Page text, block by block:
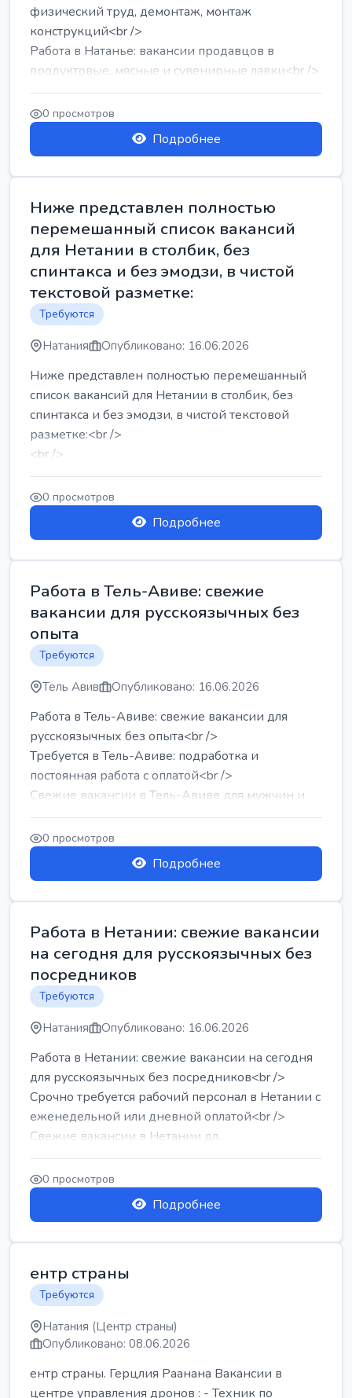
физический труд, демонтаж, монтаж
конструкций<br />
Работа в Натанье: вакансии продавцов в
продуктовые, мясные и сувенирные лавки<br />
Разнорабочий на сборку м...
0 просмотров
Подробнее
Ниже представлен полностью
перемешанный список вакансий
для Нетании в столбик, без
спинтакса и без эмодзи, в чистой
текстовой разметке:
Требуются
Натания Опубликовано: 16.06.2026
Ниже представлен полностью перемешанный
список вакансий для Нетании в столбик, без
спинтакса и без эмодзи, в чистой текстовой
разметке:<br />
<br />
Работа в Нетании на мебельном производстве:
требу...
0 просмотров
Подробнее
Работа в Тель-Авиве: свежие
вакансии для русскоязычных без
опыта
Требуются
Тель Авив Опубликовано: 16.06.2026
Работа в Тель-Авиве: свежие вакансии для
русскоязычных без опыта<br />
Требуется в Тель-Авиве: подработка и
постоянная работа с оплатой<br />
Свежие вакансии в Тель-Авиве для мужчин и
женщин от хозя...
0 просмотров
Подробнее
Работа в Нетании: свежие вакансии
на сегодня для русскоязычных без
посредников
Требуются
Натания Опубликовано: 16.06.2026
Работа в Нетании: свежие вакансии на сегодня
для русскоязычных без посредников<br />
Срочно требуется рабочий персонал в Нетании с
еженедельной или дневной оплатой<br />
Свежие вакансии в Нетании дл...
0 просмотров
Подробнее
ентр страны
Требуются
Натания (Центр страны)
Опубликовано: 08.06.2026
ентр страны. Герцлия Раанана Вакансии в
центре управления дронов : - Техник по